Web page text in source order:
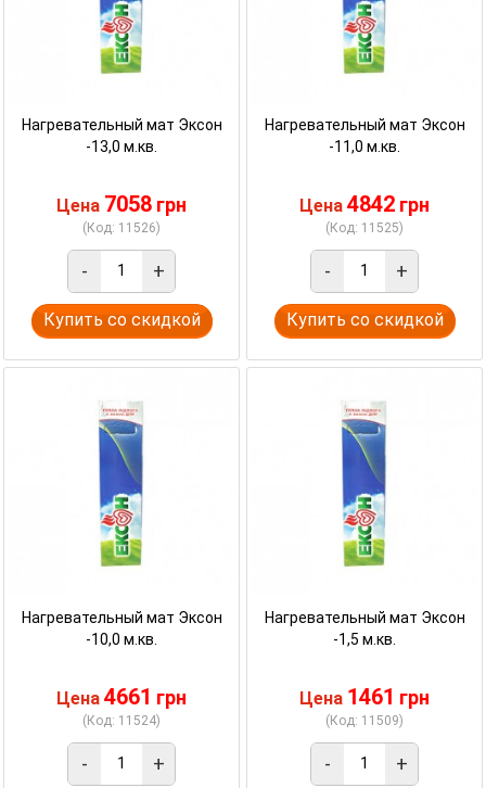
Нагревательный мат Эксон
-13,0 м.кв.
Цена 7058 грн
(Код: 11526)
- +
Купить со скидкой
Нагревательный мат Эксон
-11,0 м.кв.
Цена 4842 грн
(Код: 11525)
- +
Купить со скидкой
Нагревательный мат Эксон
-10,0 м.кв.
Цена 4661 грн
(Код: 11524)
- +
Нагревательный мат Эксон
-1,5 м.кв.
Цена 1461 грн
(Код: 11509)
- +